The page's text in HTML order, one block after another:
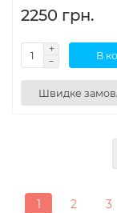
2250 грн.
В
Швидке
1 2 3